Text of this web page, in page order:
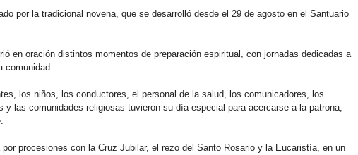
por la tradicional novena, que se desarrolló desde el 29 de agosto en el Santuario
en oración distintos momentos de preparación espiritual, con jornadas dedicadas a
comunidad.
los niños, los conductores, el personal de la salud, los comunicadores, los
las comunidades religiosas tuvieron su día especial para acercarse a la patrona,
procesiones con la Cruz Jubilar, el rezo del Santo Rosario y la Eucaristía, en un